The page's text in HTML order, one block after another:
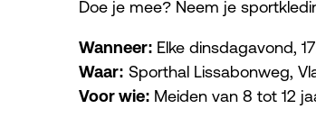
Doe je mee? Neem je
Wanneer: Elke dinsdagavond,
Waar: Sporthal Lissabonweg,
Voor wie: Meiden van 8 tot 12